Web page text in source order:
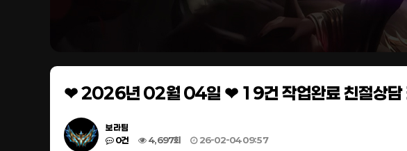
❤ 2026년 02월 04일 ❤ 19건 작업완료 친절상
보라팀
0건
4,697회 26-02-04 09:57